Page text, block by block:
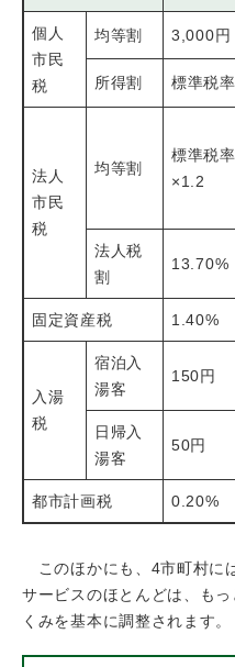
個人
市民
税
均等割 3,000円
所得割 標準税率
法人
市民
税
均等割
標準税率
×1.2
法人税
割
13.70%
固定資産税 1.40%
入湯
税
宿泊入
湯客
150円
日帰入
湯客
50円
都市計画税 0.20%
このほかにも、4市町村に
サービスのほとんどは、も
くみを基本に調整されます。